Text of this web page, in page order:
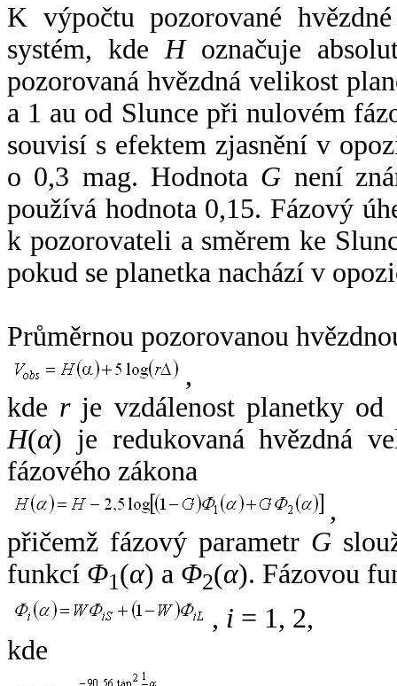
K výpočtu pozorované
systém, kde Hoznačuje
pozorovaná hvězdná velikost
a 1 au od Slunce při nulovém
souvisí s efektem zjasnění v
o 0,3 mag. Hodnota G není
používá hodnota 0,15. Fázový
k pozorovateli a směrem ke
pokud se planetka nachází v
Průměrnou pozorovanou
,
kde rje vzdálenost planetky od
H(α) je redukovaná hvězdná
fázového zákona
,
přičemž fázový parametr G
funkcí Φ1(α) a Φ2(α). Fázovou
, i = 1, 2,
kde